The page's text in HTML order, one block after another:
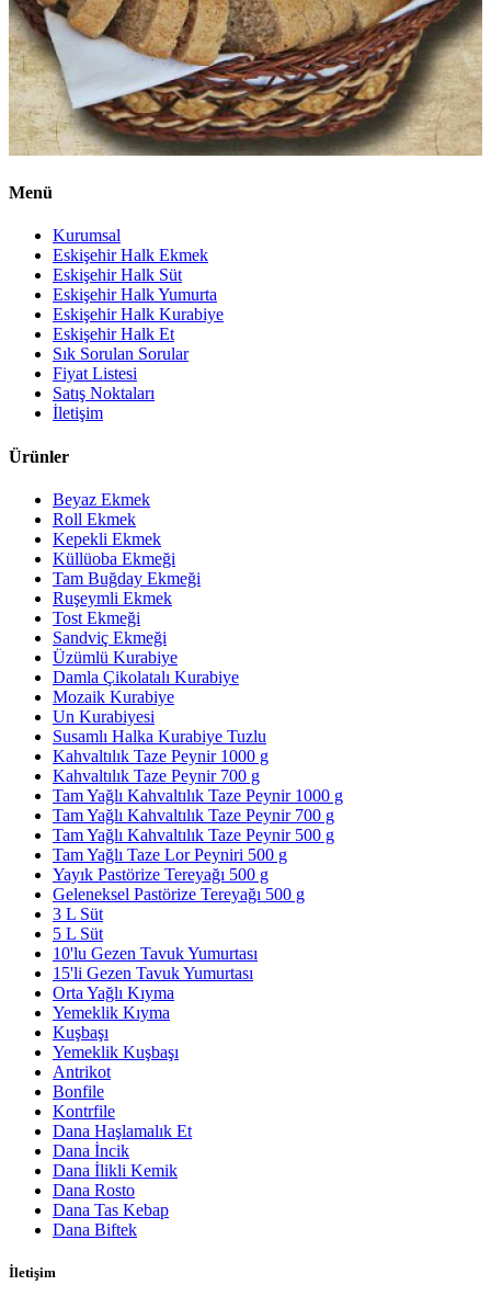
Menü
Kurumsal
Eskişehir Halk Ekmek
Eskişehir Halk Süt
Eskişehir Halk Yumurta
Eskişehir Halk Kurabiye
Eskişehir Halk Et
Sık Sorulan Sorular
Fiyat Listesi
Satış Noktaları
İletişim
Ürünler
Beyaz Ekmek
Roll Ekmek
Kepekli Ekmek
Küllüoba Ekmeği
Tam Buğday Ekmeği
Ruşeymli Ekmek
Tost Ekmeği
Sandviç Ekmeği
Üzümlü Kurabiye
Damla Çikolatalı Kurabiye
Mozaik Kurabiye
Un Kurabiyesi
Susamlı Halka Kurabiye Tuzlu
Kahvaltılık Taze Peynir 1000 g
Kahvaltılık Taze Peynir 700 g
Tam Yağlı Kahvaltılık Taze Peynir 1000 g
Tam Yağlı Kahvaltılık Taze Peynir 700 g
Tam Yağlı Kahvaltılık Taze Peynir 500 g
Tam Yağlı Taze Lor Peyniri 500 g
Yayık Pastörize Tereyağı 500 g
Geleneksel Pastörize Tereyağı 500 g
3 L Süt
5 L Süt
10'lu Gezen Tavuk Yumurtası
15'li Gezen Tavuk Yumurtası
Orta Yağlı Kıyma
Yemeklik Kıyma
Kuşbaşı
Yemeklik Kuşbaşı
Antrikot
Bonfile
Kontrfile
Dana Haşlamalık Et
Dana İncik
Dana İlikli Kemik
Dana Rosto
Dana Tas Kebap
Dana Biftek
İletişim